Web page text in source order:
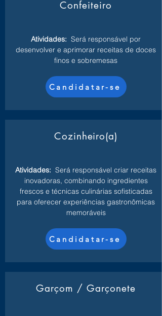
Confeiteiro
Atividades: Será responsável por
desenvolver e aprimorar receitas de doces
finos e sobremesas
Candidatar-se
Cozinheiro(a)
Atividades: Será responsável criar receitas
inovadoras, combinando ingredientes
frescos e técnicas culinárias sofisticadas
para oferecer experiências gastronômicas
memoráveis
Candidatar-se
Garçom / Garçonete